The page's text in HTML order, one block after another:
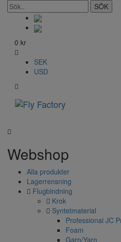
SÖK
0 kr
SEK
USD
Webshop
Alla produkter
Lagerrensning
Flugbindning
Krok
Syntetmaterial
Professional JC
Foam
Garn/Yarn